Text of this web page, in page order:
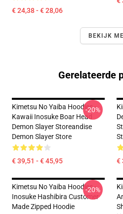
€ 24,38 - € 28,06
BEKIJK
Gerelateerde
Kimetsu No Yaiba Hoodies -
Kawaii Inosuke Boar Head
Demon Slayer Storeandise
Demon Slayer Store
€ 39,51 - € 45,95
-20%
€
Kimetsu No Yaiba Hoodies -
Inosuke Hashibira Customer
Made Zipped Hoodie
-20%